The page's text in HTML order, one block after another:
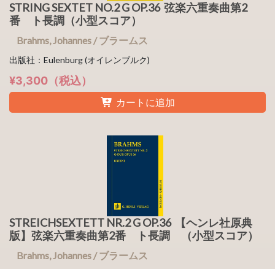
STRING SEXTET NO.2 G OP.36 弦楽六重奏曲第2
番 ト長調（小型スコア）
Brahms, Johannes / ブラームス
出版社：Eulenburg (オイレンブルク)
¥3,300（税込）
カートに追加
STREICHSEXTETT NR.2 G OP.36 【ヘンレ社原典
版】弦楽六重奏曲第2番 ト長調 （小型スコア）
Brahms, Johannes / ブラームス